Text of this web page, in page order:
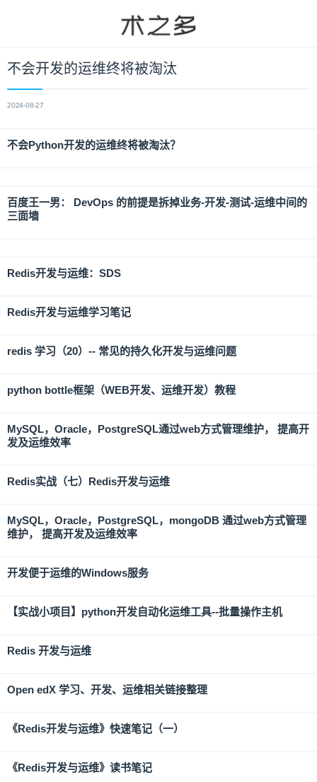
不会开发的运维终将被淘汰
2024-08-27
不会Python开发的运维终将被淘汰？
百度王一男： DevOps 的前提是拆掉业务-开发-测试-运维中间的
三面墙
Redis开发与运维：SDS
Redis开发与运维学习笔记
redis 学习（20）-- 常见的持久化开发与运维问题
python bottle框架（WEB开发、运维开发）教程
MySQL，Oracle，PostgreSQL通过web方式管理维护， 提高开
发及运维效率
Redis实战（七）Redis开发与运维
MySQL，Oracle，PostgreSQL，mongoDB 通过web方式管理
维护， 提高开发及运维效率
开发便于运维的Windows服务
【实战小项目】python开发自动化运维工具--批量操作主机
Redis 开发与运维
Open edX 学习、开发、运维相关链接整理
《Redis开发与运维》快速笔记（一）
《Redis开发与运维》读书笔记